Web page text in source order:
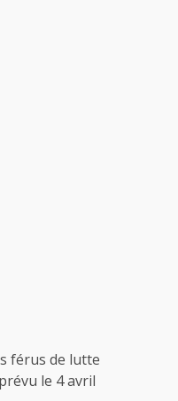
férus de lutte
le 4 avril